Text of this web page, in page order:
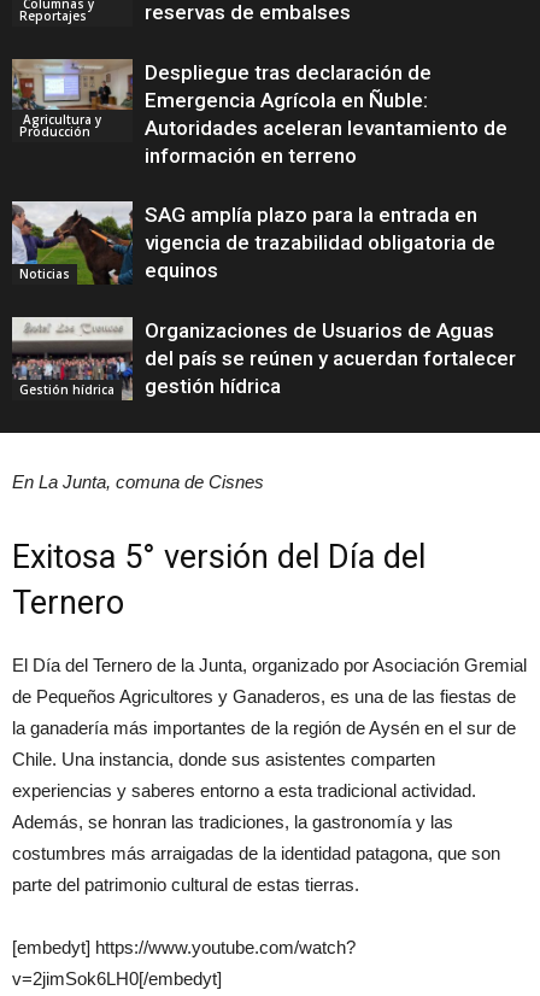
Reportajes
reservas de embalses
Agricultura y
Producción
Despliegue tras declaración de
Emergencia Agrícola en Ñuble:
Autoridades aceleran levantamiento de
información en terreno
Noticias
SAG amplía plazo para la entrada en
vigencia de trazabilidad obligatoria de
equinos
Gestión hídrica
Organizaciones de Usuarios de Aguas
del país se reúnen y acuerdan fortalecer
gestión hídrica
En La Junta, comuna de Cisnes
Exitosa 5° versión del Día del
Ternero
El Día del Ternero de la Junta, organizado por Asociación Gremial
de Pequeños Agricultores y Ganaderos, es una de las fiestas de
la ganadería más importantes de la región de Aysén en el sur de
Chile. Una instancia, donde sus asistentes comparten
experiencias y saberes entorno a esta tradicional actividad.
Además, se honran las tradiciones, la gastronomía y las
costumbres más arraigadas de la identidad patagona, que son
parte del patrimonio cultural de estas tierras.
[embedyt] https://www.youtube.com/watch?
v=2jimSok6LH0[/embedyt]